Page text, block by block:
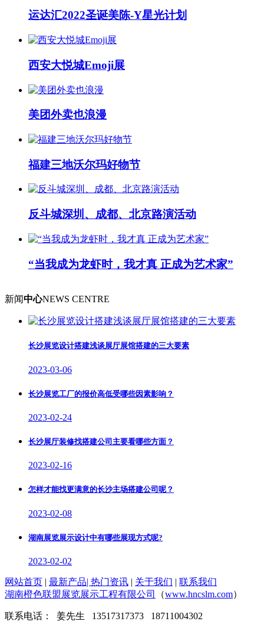
运达汇2022圣诞美陈-Y星光计划
西安大悦城Emoji展
美团外卖也浪漫
福建三地沃尔玛好物节
反斗城深圳、成都、北京路演活动
“当我成为龙虾时，我才真 正成为艺术家”
新闻中心NEWS CENTRE
长沙展览设计搭建浅谈展厅展馆搭建的三大要素
2023-03-06
长沙展览工厂的报价高低受哪些因素影响？
2023-02-24
长沙展厅装修找搭建公司主要看哪些方面？
2023-02-16
怎样才能找更满意的长沙主场搭建公司呢？
2023-02-08
湖南展览展示设计中有哪些展现方式呢?
2023-02-02
网站首页 | 最新产品| 热门资讯 | 关于我们 | 联系我们
湖南橙色联盟展览展示工程有限公司
（www.hncslm.com）
联系电话： 姜先生 13517317373 18711004302